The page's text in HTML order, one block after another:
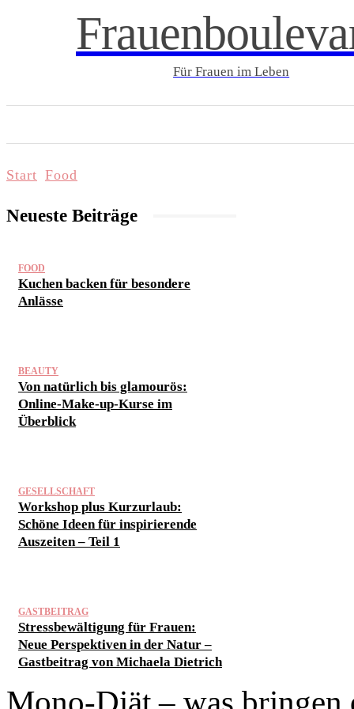
Für Frauen im Leben
Start Food
Neueste Beiträge
FOOD
Kuchen backen für besondere
Anlässe
BEAUTY
Von natürlich bis glamourös:
Online-Make-up-Kurse im
Überblick
GESELLSCHAFT
Workshop plus Kurzurlaub:
Schöne Ideen für inspirierende
Auszeiten – Teil 1
GASTBEITRAG
Stressbewältigung für Frauen:
Neue Perspektiven in der Natur –
Gastbeitrag von Michaela Dietrich